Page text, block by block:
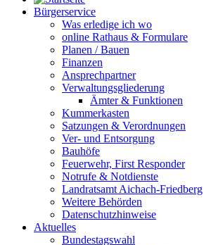
Bürgerservice
Was erledige ich wo
online Rathaus & Formulare
Planen / Bauen
Finanzen
Ansprechpartner
Verwaltungsgliederung
Ämter & Funktionen
Kummerkasten
Satzungen & Verordnungen
Ver- und Entsorgung
Bauhöfe
Feuerwehr, First Responder
Notrufe & Notdienste
Landratsamt Aichach-Friedberg
Weitere Behörden
Datenschutzhinweise
Aktuelles
Bundestagswahl